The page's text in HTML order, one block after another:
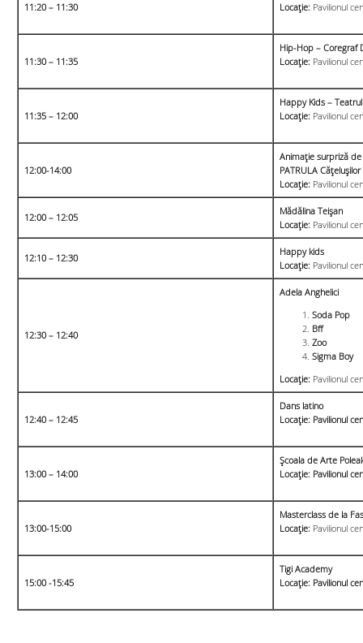
11:20 – 11:30
Locație: Pavilionul
11:30 – 11:35
Hip-Hop – Coregraf
Locație: Pavilionul
11:35 – 12:00
Happy Kids – Teatrul
Locație: Pavilionul
12:00-14:00
Animație surpriză
PATRULA
Locație: Pavilionul
12:00 – 12:05
Mădălina Teișan
Locație: Pavilionul
12:10 – 12:30
Happy kids
Locație: Pavilionul
12:30 – 12:40
Adela Anghelici
Soda Pop
Bff
Zoo
Sigma Boy
Locație: Pavilionul
12:40 – 12:45
Dans latino
Locație: Pavilionul
13:00 – 14:00
Școala de Arte
Locație: Pavilionul
13:00-15:00
Masterclass de la
Locație: Pavilionul
15:00 -15:45
Tigi Academy
Locație: Pavilionul